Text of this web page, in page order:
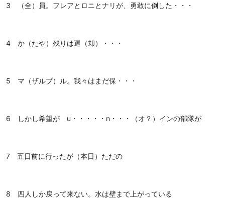
3 （全）員。フレアとロニとナリが、勇敢に倒した・・・
4 か（たや）残りは退（却）・・・
5 マ（ザルブ）ル。我々はまだ保・・・
6 しかし希望が u・・・・・n・・・（オ？）インの部隊が
7 五日前に行ったが（本日）ただの
8 四人しか戻って来ない。水は壁まで上がっている